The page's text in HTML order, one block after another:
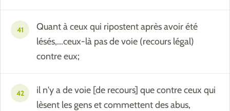
41
Quant à ceux qui ripostent après avoir été
lésés,...ceux-là pas de voie (recours légal)
contre eux;
42
il n'y a de voie [de recours] que contre ceux qui
lèsent les gens et commettent des abus,